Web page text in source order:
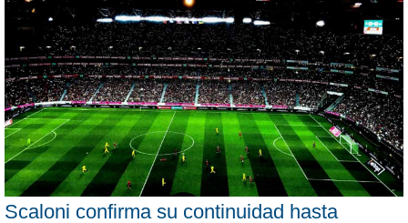
Scaloni confirma su continuidad hasta